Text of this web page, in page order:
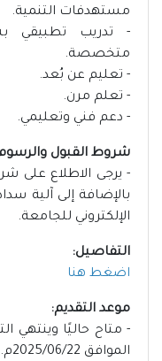
مستهدفات التنمية.
- تدريب تطبيقي
متخصصة.
- تعليم عن بُعد.
- تعلم مرن.
- دعم فني وتعليمي.
شروط القبول
بالإضافة إلى آلية
الإلكتروني للجامعة.
التفاصيل:
اضغط هنا
موعد التقديم:
الموافق 2025/06/22م.